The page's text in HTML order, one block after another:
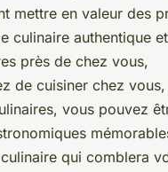
mettre en valeur des
culinaire authentique et
près de chez vous,
de cuisiner chez
vous pouvez
qui comblera